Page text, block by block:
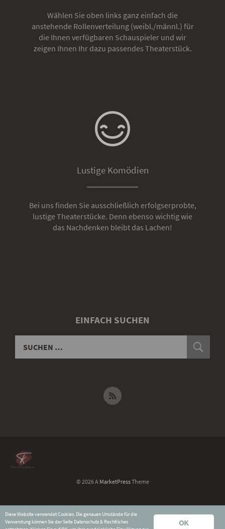
Wählen Sie oben links ganz einfach die
anstehende Rollenverteilung (weibl./männl.) für
die Ihnen verfügbaren Schauspieler und wir
zeigen Ihnen Ihr dazu passendes Theaterstück.
Lustige Komödien
Bei uns finden Sie ausschließlich erfolgserprobte,
lustige Theaterstücke. Denn ebenso wichtig wie
das Nachdenken bleibt das Lachen!
EINFACH SUCHEN
© 2026 A MarketPressTheme
Widerruf für digitale Inhalte
Datenschutz & Rechtliches
OK
Diese Website verwendet Cookies. Die genauen Umstände für die
Verwendung können Sie der Seite Datenschutz & Rechtliches